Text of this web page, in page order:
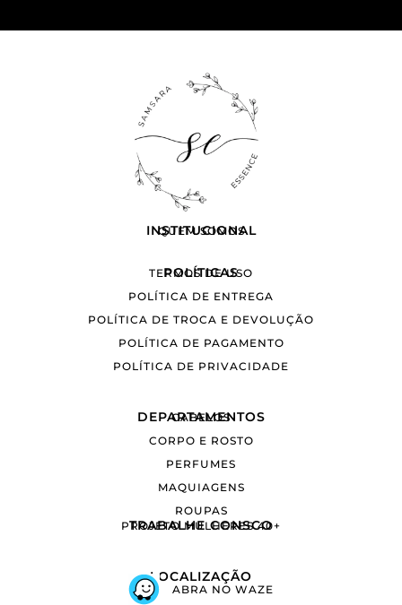
INSTITUCIONAL
QUEM SOMOS
POLÍTICAS
TERMOS DE USO
POLÍTICA DE ENTREGA
POLÍTICA DE TROCA E DEVOLUÇÃO
POLÍTICA DE PAGAMENTO
POLÍTICA DE PRIVACIDADE
DEPARTAMENTOS
CABELOS
CORPO E ROSTO
PERFUMES
MAQUIAGENS
ROUPAS
TRABALHE CONSCO
PROJETO MULHERES 40+
LOCALIZAÇÃO
ABRA NO WAZE